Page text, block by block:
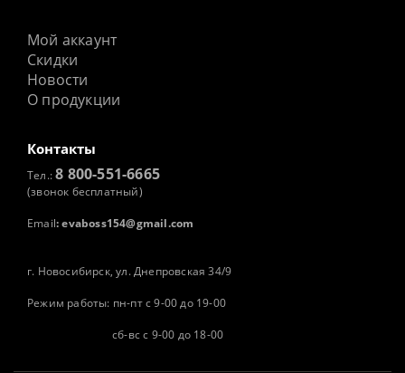
Мой аккаунт
Скидки
Новости
О продукции
Контакты
Тел.:8 800-551-6665
(звонок бесплатный)
Email: evaboss154@gmail.com
г. Новосибирск, ул. Днепровская 34/9
Режим работы: пн-пт с 9-00 до 19-00
сб-вс с 9-00 до 18-00